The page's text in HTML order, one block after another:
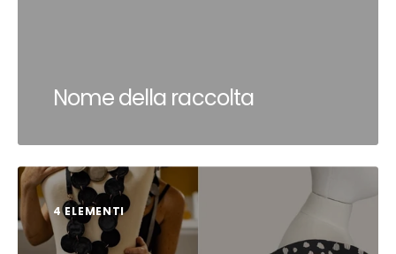
Nome della raccolta
4 ELEMENTI